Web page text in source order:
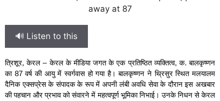
🔊 Listen to this
त्रिशूर, केरल – केरल के मीडिया जगत के एक प्रतिष्ठित व्यक्तित्व, क. बालकृष्णन
का 87 वर्ष की आयु में स्वर्गवास हो गया है। बालकृष्णन ने थ्रिसुर स्थित मलयालम
दैनिक एक्सप्रेस के संपादक के रूप में अपनी लंबी अवधि सेवा के दौरान इस अखबार
की पहचान और प्रभाव को संवारने में महत्वपूर्ण भूमिका निभाई। उनके निधन से केरल